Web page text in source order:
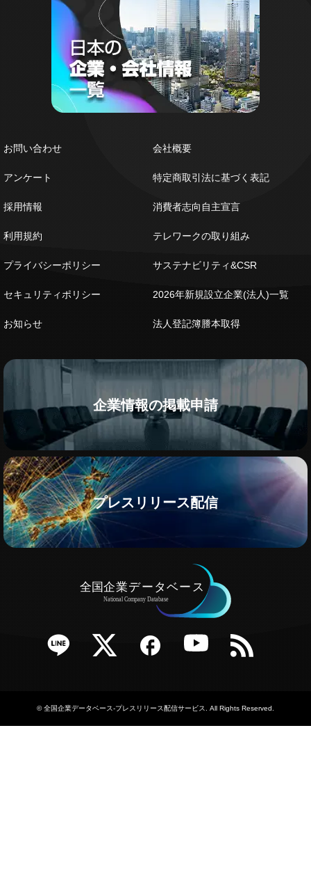
お問い合わせ
アンケート
採用情報
利用規約
プライバシーポリシー
セキュリティポリシー
お知らせ
会社概要
特定商取引法に基づく表記
消費者志向自主宣言
テレワークの取り組み
サステナビリティ&CSR
2026年新規設立企業(法人)一覧
法人登記簿謄本取得
企業情報の掲載申請
プレスリリース配信
Twitter Facebook YouTube RSS
©全国企業データベース-プレスリリース配信サービス . All Rights Reserved.